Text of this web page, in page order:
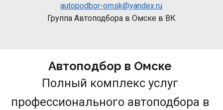
autopodbor-omsk@yandex.ru
Группа Автоподбора в Омске в ВК
Автоподбор в Омске
Полный комплекс услуг
профессионального автоподбора в